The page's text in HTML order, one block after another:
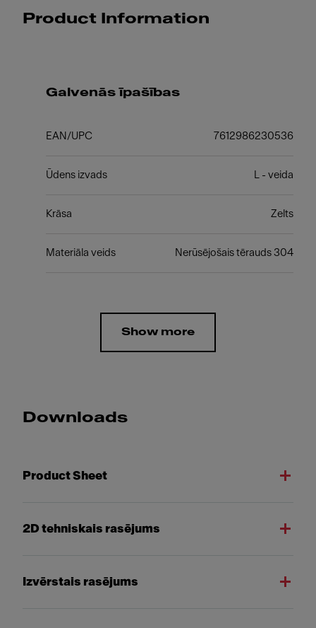
Product Information
Galvenās īpašības
EAN/UPC 7612986230536
Ūdens izvads L - veida
Krāsa Zelts
Materiāla veids Nerūsējošais tērauds 304
Show more
Downloads
Product Sheet
2D tehniskais rasējums
Izvērstais rasējums